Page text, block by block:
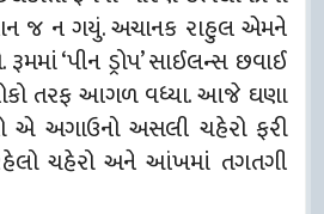
જ ન ગયું. અચાનક રાહુલ એમને
‘પીન ડ્રોપ’ સાઈલન્સ છવાઈ
તરફ આગળ વધ્યા. આજે ઘણા
એ અગાઉનો અસલી ચહેરો ફરી
રહેલો ચહેરો અને આંખમાં તગતગી